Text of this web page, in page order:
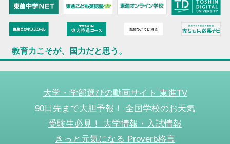
教育力こそが、国力だと思う。
大学・学部選びの動画サイト 東進TV
90日先まで大胆予報！ 全国学校のお天気
受験生必見！ 大学情報・入試情報
きっと元気になる Proverb格言